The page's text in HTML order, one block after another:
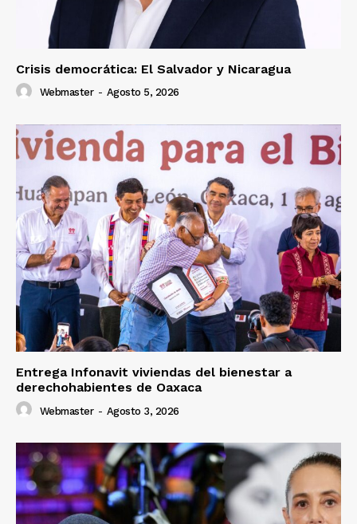
Crisis democrática: El Salvador y Nicaragua
Webmaster - Agosto 5, 2026
Entrega Infonavit viviendas del bienestar a
derechohabientes de Oaxaca
Webmaster - Agosto 3, 2026